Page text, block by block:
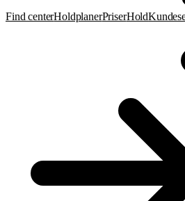
Find centerHoldplanerPriserHold